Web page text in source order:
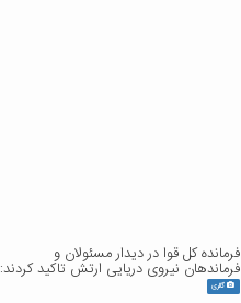
فرمانده کل قوا در دیدار مسئولان و
فرماندهان نیروی دریایی ارتش تاکید کردند:
گالری